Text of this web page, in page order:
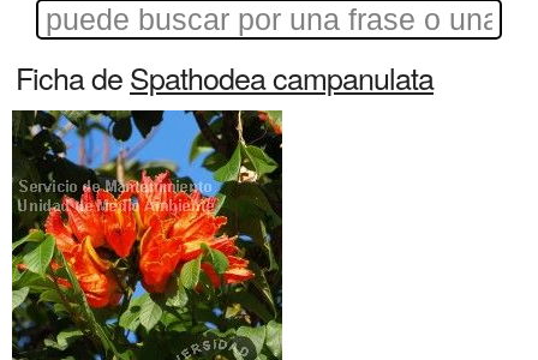
Ficha deSpathodea campanulata